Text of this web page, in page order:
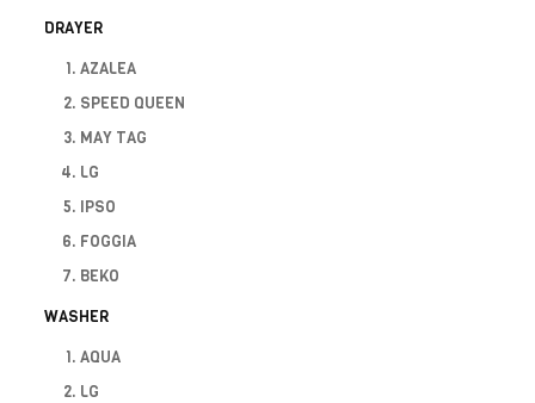
DRAYER
AZALEA
SPEED QUEEN
MAY TAG
LG
IPSO
FOGGIA
BEKO
WASHER
AQUA
LG